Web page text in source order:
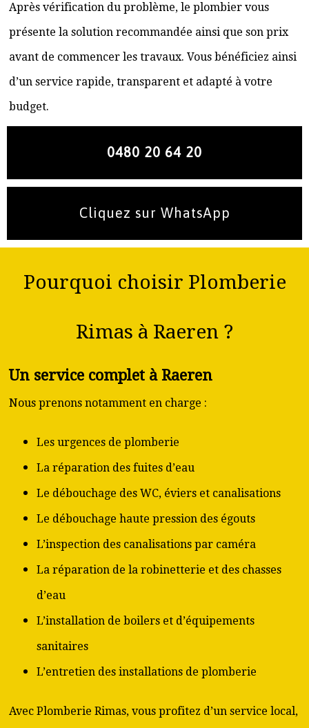
Après vérification du problème, le plombier vous
présente la solution recommandée ainsi que son prix
avant de commencer les travaux. Vous bénéficiez ainsi
d’un service rapide, transparent et adapté à votre
budget.
0480 20 64 20
Cliquez sur WhatsApp
Pourquoi choisir Plomberie
Rimas à Raeren ?
Un service complet à Raeren
Nous prenons notamment en charge :
Les urgences de plomberie
La réparation des fuites d’eau
Le débouchage des WC, éviers et canalisations
Le débouchage haute pression des égouts
L’inspection des canalisations par caméra
La réparation de la robinetterie et des chasses
d’eau
L’installation de boilers et d’équipements
sanitaires
L’entretien des installations de plomberie
Avec Plomberie Rimas, vous profitez d’un service local,